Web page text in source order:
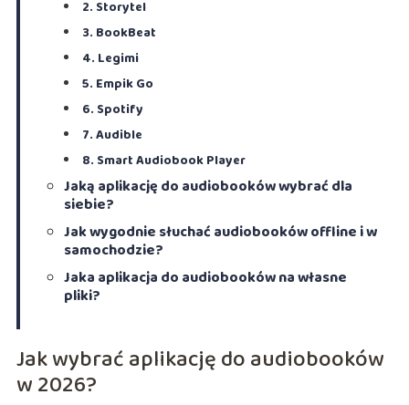
2. Storytel
3. BookBeat
4. Legimi
5. Empik Go
6. Spotify
7. Audible
8. Smart Audiobook Player
Jaką aplikację do audiobooków wybrać dla
siebie?
Jak wygodnie słuchać audiobooków offline i w
samochodzie?
Jaka aplikacja do audiobooków na własne
pliki?
Jak wybrać aplikację do audiobooków
w 2026?